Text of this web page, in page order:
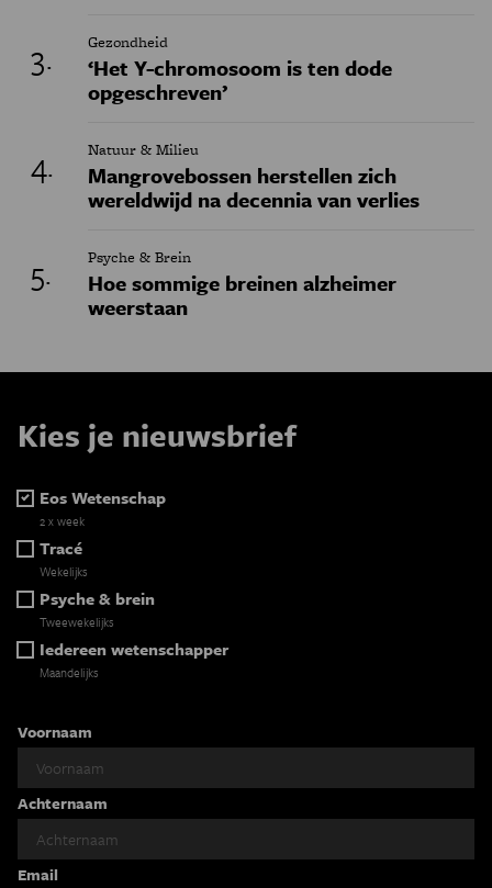
Gezondheid
‘Het Y-chromosoom is ten dode
opgeschreven’
Natuur & Milieu
Mangrovebossen herstellen zich
wereldwijd na decennia van verlies
Psyche & Brein
Hoe sommige breinen alzheimer
weerstaan
Kies je nieuwsbrief
Eos Wetenschap
2 x week
Tracé
Wekelijks
Psyche & brein
Tweewekelijks
Iedereen wetenschapper
Maandelijks
Voornaam
Achternaam
Email